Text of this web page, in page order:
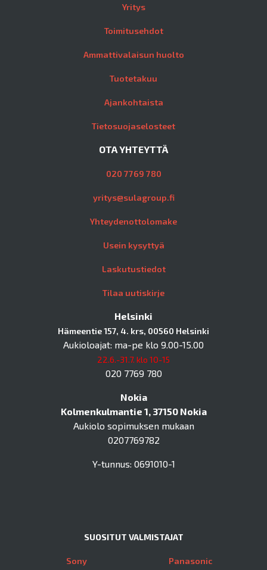
Yritys
Toimitusehdot
Ammattivalaisun huolto
Tuotetakuu
Ajankohtaista
Tietosuojaselosteet
OTA YHTEYTTÄ
020 7769 780
yritys@sulagroup.fi
Yhteydenottolomake
Usein kysyttyä
Laskutustiedot
Tilaa uutiskirje
Helsinki
Hämeentie 157, 4. krs, 00560 Helsinki
Aukioloajat: ma-pe klo 9.00-15.00
22.6.-31.7. klo 10-15
020 7769 780
Nokia
Kolmenkulmantie 1, 37150 Nokia
Aukiolo sopimuksen mukaan
0207769782
Y-tunnus: 0691010-1
SUOSITUT VALMISTAJAT
Sony Panasonic